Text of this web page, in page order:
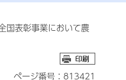
国表彰事業において農
ページ番号：813421